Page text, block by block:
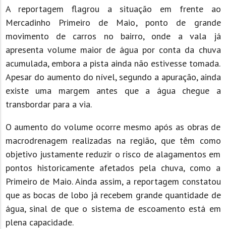
A reportagem flagrou a situação em frente ao
Mercadinho Primeiro de Maio, ponto de grande
movimento de carros no bairro, onde a vala já
apresenta volume maior de água por conta da chuva
acumulada, embora a pista ainda não estivesse tomada.
Apesar do aumento do nível, segundo a apuração, ainda
existe uma margem antes que a água chegue a
transbordar para a via.
O aumento do volume ocorre mesmo após as obras de
macrodrenagem realizadas na região, que têm como
objetivo justamente reduzir o risco de alagamentos em
pontos historicamente afetados pela chuva, como a
Primeiro de Maio. Ainda assim, a reportagem constatou
que as bocas de lobo já recebem grande quantidade de
água, sinal de que o sistema de escoamento está em
plena capacidade.